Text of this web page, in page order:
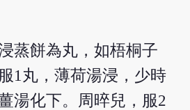
蒸餅為丸，如梧桐子
1丸，薄荷湯浸，少時
湯化下。周晬兒，服2